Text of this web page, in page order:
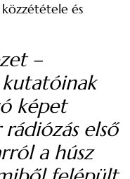
és
–
képet
első
a húsz